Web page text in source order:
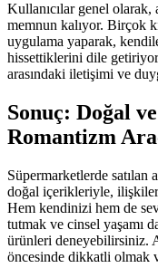
Kullanıcılar genel olarak,
memnun kalıyor. Birçok
uygulama yaparak,
hissettiklerini dile
arasındaki iletişimi ve
Sonuç: Doğal
Romantizm
Süpermarketlerde
doğal içerikleriyle,
Hem kendinizi hem de
tutmak ve cinsel yaşamı
ürünleri deneyebilirsiniz.
öncesinde dikkatli olmak